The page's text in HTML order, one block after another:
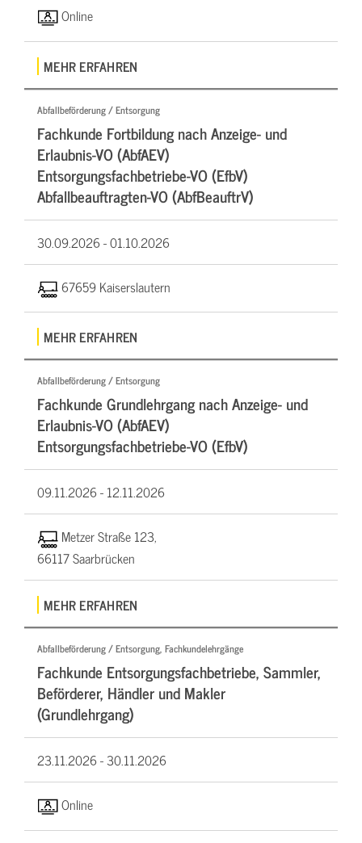
Online
MEHR ERFAHREN
Abfallbeförderung / Entsorgung
Fachkunde Fortbildung nach Anzeige- und
Erlaubnis-VO (AbfAEV)
Entsorgungsfachbetriebe-VO (EfbV)
Abfallbeauftragten-VO (AbfBeauftrV)
30.09.2026 -01.10.2026
67659 Kaiserslautern
MEHR ERFAHREN
Abfallbeförderung / Entsorgung
Fachkunde Grundlehrgang nach Anzeige- und
Erlaubnis-VO (AbfAEV)
Entsorgungsfachbetriebe-VO (EfbV)
09.11.2026 -12.11.2026
Metzer Straße 123,
66117 Saarbrücken
MEHR ERFAHREN
Abfallbeförderung / Entsorgung, Fachkundelehrgänge
Fachkunde Entsorgungsfachbetriebe, Sammler,
Beförderer, Händler und Makler
(Grundlehrgang)
23.11.2026 -30.11.2026
Online